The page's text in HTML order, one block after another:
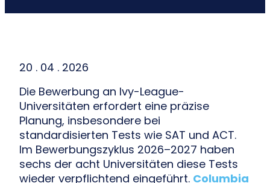
20 . 04 . 2026
Die Bewerbung an Ivy-League-
Universitäten erfordert eine präzise
Planung, insbesondere bei
standardisierten Tests wie SAT und ACT.
Im Bewerbungszyklus 2026–2027 haben
sechs der acht Universitäten diese Tests
wieder verpflichtend eingeführt. Columbia